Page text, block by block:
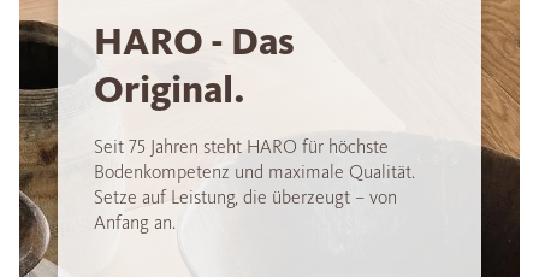
HARO - Das
Original.
Seit 75 Jahren steht HARO für höchste
Bodenkompetenz und maximale Qualität.
Setze auf Leistung, die überzeugt – von
Anfang an.